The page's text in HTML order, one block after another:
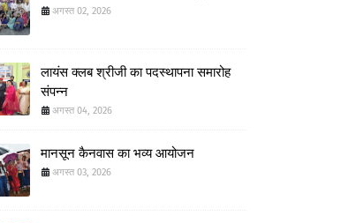
अगस्त 02, 2026
लायंस क्लब श्रीजी का पदस्थापना समारोह
संपन्न
अगस्त 04, 2026
मानसून कैनवास का भव्य आयोजन
अगस्त 03, 2026